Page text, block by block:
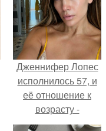
Дженнифер Лопес
исполнилось 57, и
её отношение к
возрасту -
настоящий